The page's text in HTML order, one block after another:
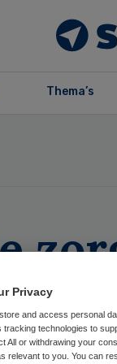
Thema’s
Privacy
and access personal
tracking technologies to
All or withdrawing your
relevant to you. You can